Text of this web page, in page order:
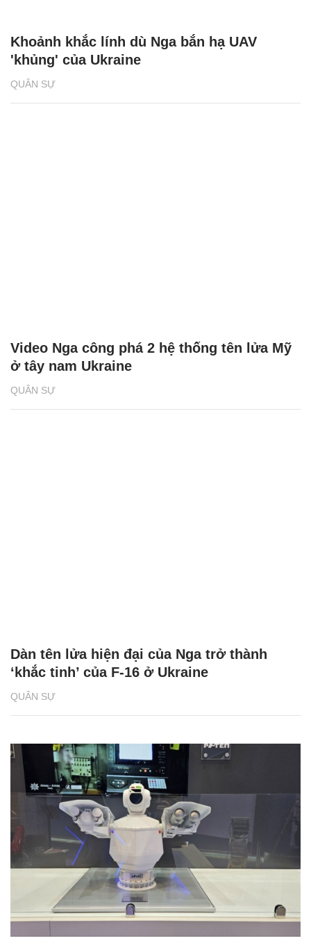
QUÂN SỰ
Khoảnh khắc lính dù Nga bắn hạ UAV
'khủng' của Ukraine
QUÂN SỰ
Video Nga công phá 2 hệ thống tên lửa Mỹ
ở tây nam Ukraine
QUÂN SỰ
Dàn tên lửa hiện đại của Nga trở thành
‘khắc tinh’ của F-16 ở Ukraine